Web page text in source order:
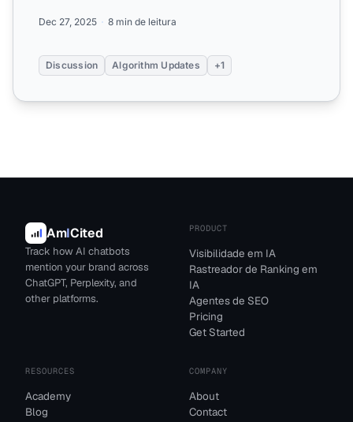
Dec 27, 2025 8 min de leitura
Discussion Algorithm Updates +1
AmICited
Track how AI chatbots
mention your brand across
ChatGPT, Perplexity, and
other platforms.
PRODUCT
Visibilidade em IA
Rastreador de Ranking em
IA
Agentes de SEO
Pricing
Get Started
RESOURCES
Academy
Blog
COMPANY
About
Contact